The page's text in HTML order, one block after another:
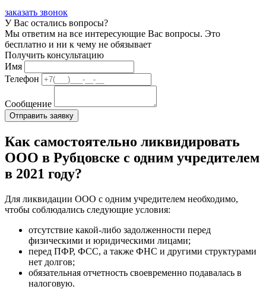
заказать звонок
У Вас остались вопросы?
Мы ответим на все интересующие Вас вопросы. Это
бесплатно и ни к чему не обязывает
Получить консультацию
Имя
Телефон
Сообщение
Как самостоятельно ликвидировать
ООО в Рубцовске с одним учредителем
в 2021 году?
Для ликвидации ООО с одним учредителем необходимо,
чтобы соблюдались следующие условия:
отсутствие какой-либо задолженности перед
физическими и юридическими лицами;
перед ПФР, ФСС, а также ФНС и другими структурами
нет долгов;
обязательная отчетность своевременно подавалась в
налоговую.